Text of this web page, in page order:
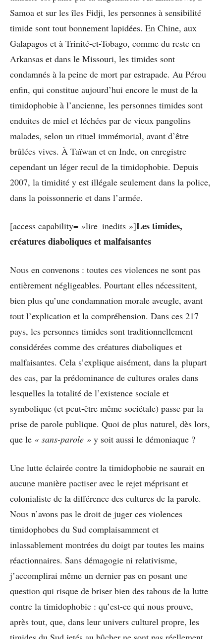
Samoa et sur les îles Fidji, les personnes à sensibilité
timide sont tout bonnement lapidées. En Chine, aux
Galapagos et à Trinité-et-Tobago, comme du reste en
Arkansas et dans le Missouri, les timides sont
condamnés à la peine de mort par estrapade. Au Pérou
enfin, qui constitue aujourd’hui encore le must de la
timidophobie à l’ancienne, les personnes timides sont
enduites de miel et léchées par de vieux pangolins
malades, selon un rituel immémorial, avant d’être
brûlées vives. À Taïwan et en Inde, on enregistre
cependant un léger recul de la timidophobie. Depuis
2007, la timidité y est illégale seulement dans la police,
dans la poissonnerie et dans l’armée.
[access capability= »lire_inedits »]Les timides,
créatures diaboliques et malfaisantes
Nous en convenons : toutes ces violences ne sont pas
entièrement négligeables. Pourtant elles nécessitent,
bien plus qu’une condamnation morale aveugle, avant
tout l’explication et la compréhension. Dans ces 217
pays, les personnes timides sont traditionnellement
considérées comme des créatures diaboliques et
malfaisantes. Cela s’explique aisément, dans la plupart
des cas, par la prédominance de cultures orales dans
lesquelles la totalité de l’existence sociale et
symbolique (et peut-être même sociétale) passe par la
prise de parole publique. Quoi de plus naturel, dès lors,
que le « sans-parole » y soit aussi le démoniaque ?
Une lutte éclairée contre la timidophobie ne saurait en
aucune manière pactiser avec le rejet méprisant et
colonialiste de la différence des cultures de la parole.
Nous n’avons pas le droit de juger ces violences
timidophobes du Sud complaisamment et
inlassablement montrées du doigt par toutes les mains
réactionnaires. Sans démagogie ni relativisme,
j’accomplirai même un dernier pas en posant une
question qui risque de briser bien des tabous de la lutte
contre la timidophobie : qu’est-ce qui nous prouve,
après tout, que, dans leur univers culturel propre, les